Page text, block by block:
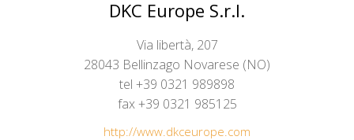
DKC Europe S.r.l.
Via libertà, 207
28043 Bellinzago Novarese (NO)
tel +39 0321 989898
fax +39 0321 985125
http://www.dkceurope.com